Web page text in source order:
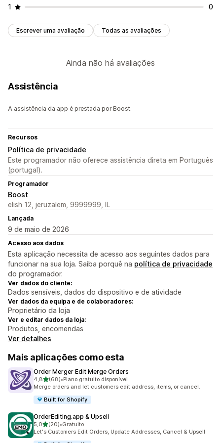
1 0
Escrever uma avaliação Todas as avaliações
Ainda não há avaliações
Assistência
A assistência da app é prestada por Boost.
Recursos
Política de privacidade
Este programador não oferece assistência direta em Português
(portugal).
Programador
Boost
elish 12, jeruzalem, 9999999, IL
Lançada
9 de maio de 2026
Acesso aos dados
Esta aplicação necessita de acesso aos seguintes dados para
funcionar na sua loja. Saiba porquê na política de privacidade
do programador.
Ver dados do cliente:
Dados sensíveis, dados do dispositivo e de atividade
Ver dados da equipa e de colaboradores:
Proprietário da loja
Ver e editar dados da loja:
Produtos, encomendas
Ver detalhes
Mais aplicações como esta
Order Merger Edit Merge Orders
4,8de 5 estrelas
(68)
68 total de avaliações
•Plano gratuito disponível
Merge orders and let customers edit address, items, or cancel.
Built for Shopify
OrderEditing.app & Upsell
5,0de 5 estrelas
(20)
20 total de avaliações
•Gratuito
Let's Customers Edit Orders, Update Addresses, Cancel & Upsell